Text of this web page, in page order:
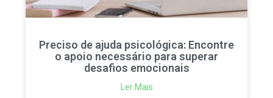
Preciso de ajuda psicológica: Encontre
o apoio necessário para superar
desafios emocionais
Ler Mais